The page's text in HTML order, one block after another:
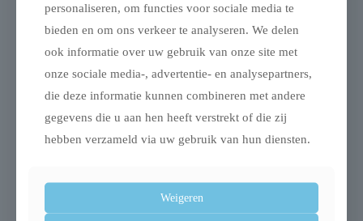
Dosering per dag:
4-20 kg lichaamsgewicht: 1 tot 2 capsules
20-40 kg lichaamsgewicht: 2 tot 4 capsules
40-80 kg lichaamsgewicht: 4 tot 6 capsules
personaliseren, om functies voor sociale media te
bieden en om ons verkeer te analyseren. We delen
ook informatie over uw gebruik van onze site met
onze sociale media-, advertentie- en analysepartners,
die deze informatie kunnen combineren met andere
gegevens die u aan hen heeft verstrekt of die zij
hebben verzameld via uw gebruik van hun diensten.
Weigeren